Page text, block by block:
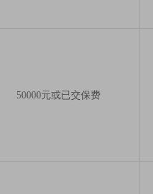
50000元或已交保费